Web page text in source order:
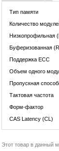
Тип памяти
Количество
Низкопрофильная
Буферизованная
Поддержка ECC
Объем одного
Пропускная
Тактовая частота
Форм-фактор
CAS Latency (CL)
Этот товар в данный